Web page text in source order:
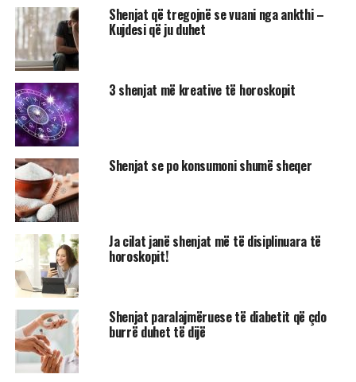
Shenjat që tregojnë se vuani nga ankthi –
Kujdesi që ju duhet
3 shenjat më kreative të horoskopit
Shenjat se po konsumoni shumë sheqer
Ja cilat janë shenjat më të disiplinuara të
horoskopit!
Shenjat paralajmëruese të diabetit që çdo
burrë duhet të dijë